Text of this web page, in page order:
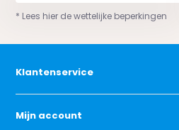
* Lees hier de wettelijke beperkingen
Klantenservice
Mijn account